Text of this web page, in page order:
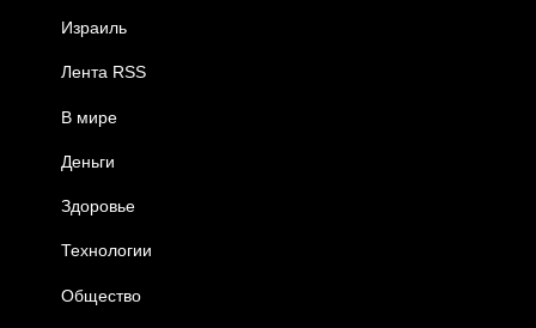
Израиль
Лента RSS
В мире
Деньги
Здоровье
Технологии
Общество